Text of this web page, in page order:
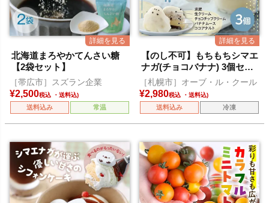
北海道まろやかてんさい糖
【2袋セット】
［帯広市］スズラン企業
¥2,500税込
送料込み 常温
【のし不可】もちもちシマエ
ナガ(チョコバナナ) 3個セッ
ト
［札幌市］オーブ・ル・クール
¥2,980税込
送料込み 冷凍